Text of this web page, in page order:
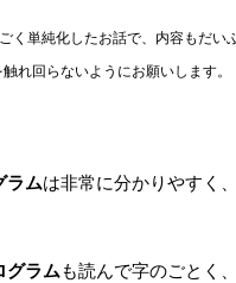
く単純化したお話で、内容もだい
れ回らないようにお願いします。
ラムは非常に分かりやすく
グラムも読んで字のごとく